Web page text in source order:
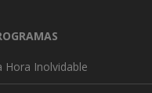
Hora Inolvidable